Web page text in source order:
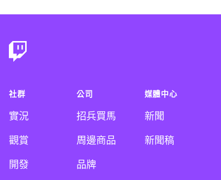
社群
實況
觀賞
開發
公司
招兵買馬
周邊商品
品牌
媒體中心
新聞
新聞稿